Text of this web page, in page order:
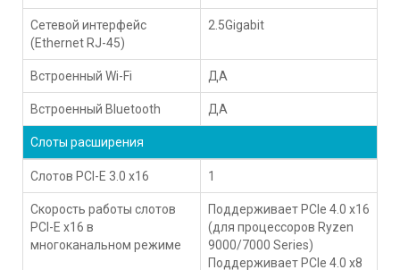
Сетевой интерфейс
(Ethernet RJ-45)
2.5Gigabit
Встроенный Wi-Fi ДА
Встроенный Bluetooth ДА
Слоты расширения
Слотов PCI-E 3.0 x16 1
Скорость работы слотов
PCI-E x16 в
многоканальном режиме
Поддерживает PCIe 4.0 x16
(для процессоров Ryzen
9000/7000 Series)
Поддерживает PCIe 4.0 x8